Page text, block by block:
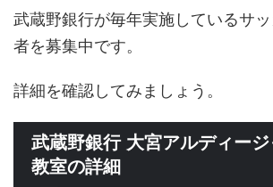
武蔵野銀行が毎年実施しているサ
者を募集中です。
詳細を確認してみましょう。
武蔵野銀行 大宮アルディー
教室の詳細